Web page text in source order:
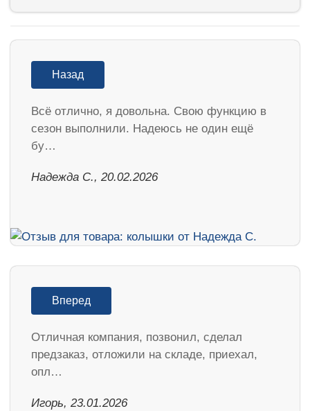
Назад
Всё отлично, я довольна. Свою функцию в
сезон выполнили. Надеюсь не один ещё
бу…
Надежда С., 20.02.2026
Вперед
Отличная компания, позвонил, сделал
предзаказ, отложили на складе, приехал,
опл…
Игорь, 23.01.2026